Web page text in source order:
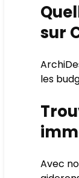
sur
les
Avec